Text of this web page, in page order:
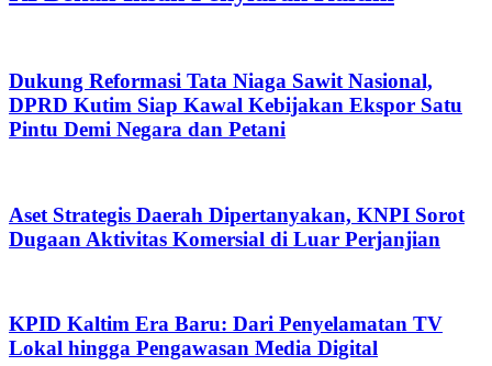
Dukung Reformasi Tata Niaga Sawit Nasional,
DPRD Kutim Siap Kawal Kebijakan Ekspor Satu
Pintu Demi Negara dan Petani
Aset Strategis Daerah Dipertanyakan, KNPI Sorot
Dugaan Aktivitas Komersial di Luar Perjanjian
KPID Kaltim Era Baru: Dari Penyelamatan TV
Lokal hingga Pengawasan Media Digital